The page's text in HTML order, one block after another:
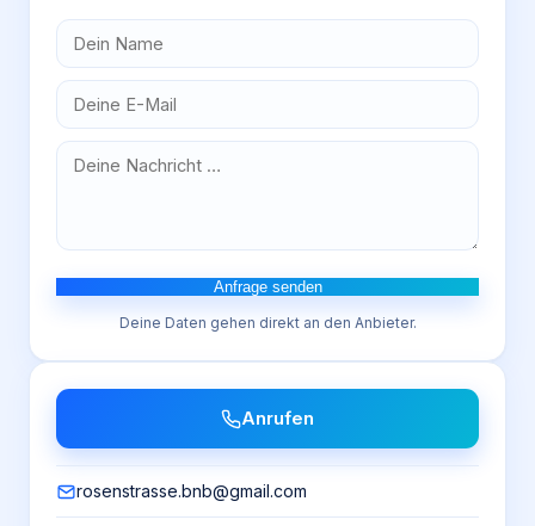
Anfrage senden
Deine Daten gehen direkt an den Anbieter.
Anrufen
rosenstrasse.bnb@gmail.com